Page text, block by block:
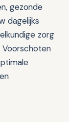
gezonde
dagelijks
zorg
Voorschoten